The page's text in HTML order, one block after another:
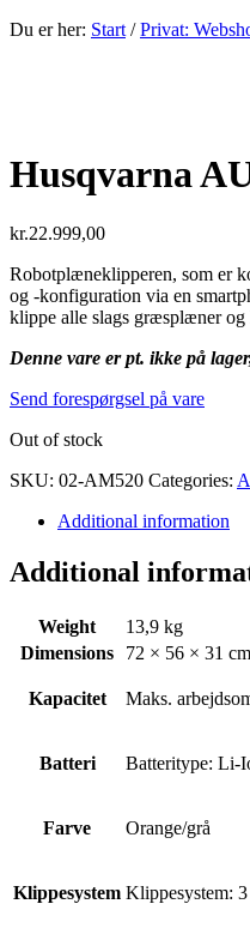
Du er her: Start / Privat:
Husqvarna
kr.22.999,00
Robotplæneklipperen, som er
og -konfiguration via en
klippe alle slags græsplæner og
Denne vare er pt. ikke på
Send forespørgsel på vare
Out of stock
SKU: 02-AM520 Categories:
Additional information
Additional
Weight
13,9 kg
Dimensions
72 × 56 × 31 cm
Kapacitet Maks.
Batteri Batteritype: Li-
Farve Orange/grå
Klippesystem Klippesystem: